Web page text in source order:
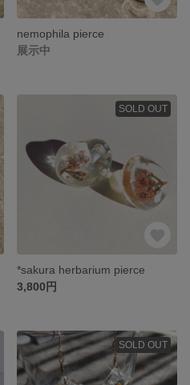
nemophila pierce
展示中
SOLD OUT
*sakura herbarium pierce
3,800円
SOLD OUT